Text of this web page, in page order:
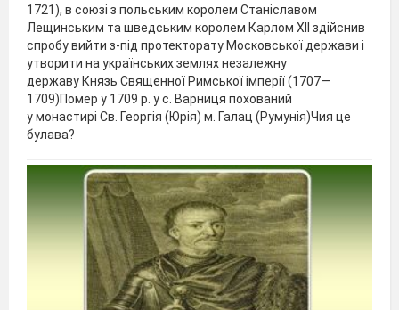
1721), в союзі з польським королем Станіславом
Лещинським та шведським королем Карлом ХІІ здійснив
спробу вийти з-під протекторату Московської держави і
утворити на українських землях незалежну
державу Князь Священної Римської імперії (1707—
1709)Помер у 1709 р. у с. Варниця похований
у монастирі Св. Георгія (Юрія) м. Галац (Румунія)Чия це
булава?